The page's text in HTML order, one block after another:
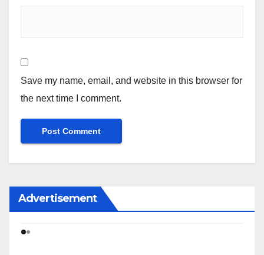
Save my name, email, and website in this browser for
the next time I comment.
Advertisement